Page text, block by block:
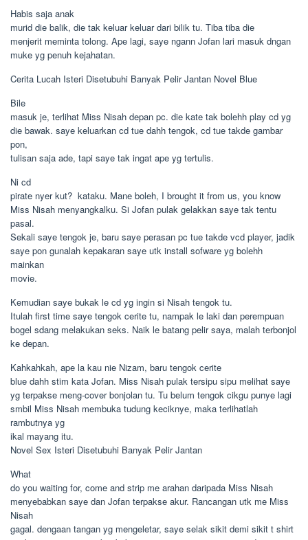
Habis saja anak
murid die balik, die tak keluar keluar dari bilik tu. Tiba tiba die
menjerit meminta tolong. Ape lagi, saye ngann Jofan lari masuk dngan
muke yg penuh kejahatan.
Cerita Lucah Isteri Disetubuhi Banyak Pelir Jantan Novel Blue
Bile
masuk je, terlihat Miss Nisah depan pc. die kate tak bolehh play cd yg
die bawak. saye keluarkan cd tue dahh tengok, cd tue takde gambar
pon,
tulisan saja ade, tapi saye tak ingat ape yg tertulis.
Ni cd
pirate nyer kut?  kataku. Mane boleh, I brought it from us, you know
Miss Nisah menyangkalku. Si Jofan pulak gelakkan saye tak tentu
pasal.
Sekali saye tengok je, baru saye perasan pc tue takde vcd player, jadik
saye pon gunalah kepakaran saye utk install sofware yg bolehh
mainkan
movie.
Kemudian saye bukak le cd yg ingin si Nisah tengok tu.
Itulah first time saye tengok cerite tu, nampak le laki dan perempuan
bogel sdang melakukan seks. Naik le batang pelir saya, malah terbonjol
ke depan.
Kahkahkah, ape la kau nie Nizam, baru tengok cerite
blue dahh stim kata Jofan. Miss Nisah pulak tersipu sipu melihat saye
yg terpakse meng-cover bonjolan tu. Tu belum tengok cikgu punye lagi
smbil Miss Nisah membuka tudung keciknye, maka terlihatlah
rambutnya yg
ikal mayang itu.
Novel Sex Isteri Disetubuhi Banyak Pelir Jantan
What
do you waiting for, come and strip me arahan daripada Miss Nisah
menyebabkan saye dan Jofan terpakse akur. Rancangan utk me Miss
Nisah
gagal. dengaan tangan yg mengeletar, saye selak sikit demi sikit t shirt